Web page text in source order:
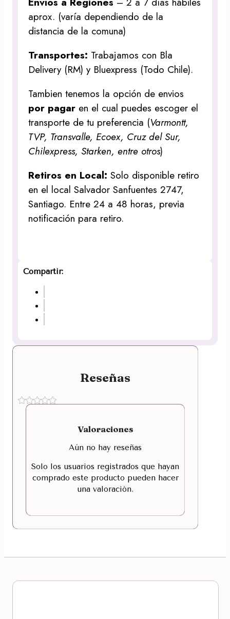
aprox. (varía dependiendo de la
distancia de la comuna)
Transportes: Trabajamos con Bla
Delivery (RM) y Bluexpress (Todo Chile).
Tambien tenemos la opción de envios
por pagar en el cual puedes escoger el
transporte de tu preferencia (Varmontt,
TVP, Transvalle, Ecoex, Cruz del Sur,
Chilexpress, Starken, entre otros)
Retiros en Local:Solo disponible retiro
en el local Salvador Sanfuentes 2747,
Santiago. Entre 24 a 48 horas, previa
notificación para retiro.
Compartir:
Reseñas
Valoraciones
Aún no hay reseñas
Solo los usuarios registrados que hayan
comprado este producto pueden hacer
una valoración.